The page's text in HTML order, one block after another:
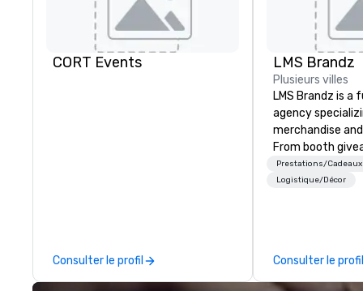
CORT Events
Consulter le profil
LMS Brandz
Plusieurs villes
LMS Brandz is a
agency
merchandise
From booth
branded apparel
gifting, displays,
choose from, our
industry
Prestations/Cadeaux
Logistique/Décor
Consulter le profil